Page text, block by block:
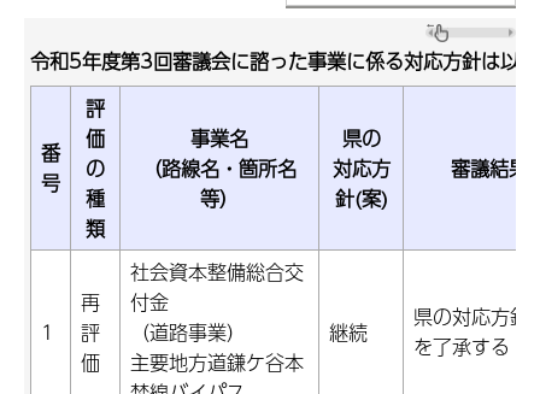
令和5年度第3回審議会に諮った事業に係る対応方針は以
番
号
評
価
の
種
類
事業名
（路線名・箇所名
等）
県の
対応方
針(案)
審議結果
1
再
評
価
社会資本整備総合交
付金
（道路事業）
主要地方道鎌ケ谷本
継続
県の対応方針
を了承する